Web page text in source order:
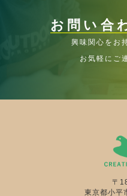
お問い合
興味関心をお
お気軽にご
〒
東京都小平